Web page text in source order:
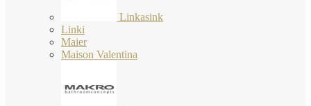
Linkasink
Linki
Maier
Maison Valentina